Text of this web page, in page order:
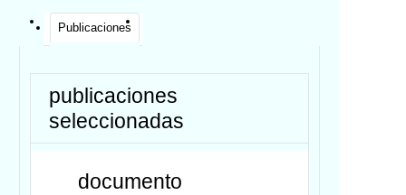
Publicaciones
publicaciones
seleccionadas
documento